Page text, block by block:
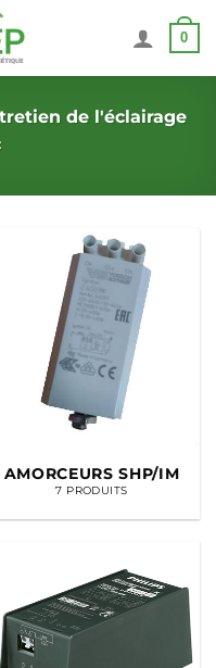
0
de l'éclairage
AMORCEURS SHP/IM
7 PRODUITS